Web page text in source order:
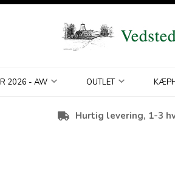
2026 - AW OUTLET
Hurtig levering, 1-3